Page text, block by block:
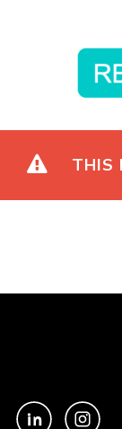
THIS